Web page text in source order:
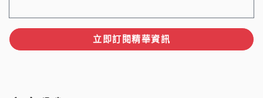
立即訂閱精華資訊